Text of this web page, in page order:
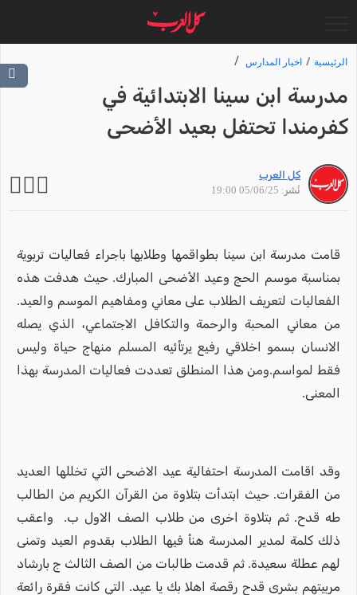
الرئيسية اخبار المدارس
مدرسة ابن سينا الابتدائية في
كفرمندا تحتفل بعيد الأضحى
كل العرب
نُشر: 05/06/25 19:00
قامت مدرسة ابن سينا بطواقمها وطلابها باجراء فعاليات تربوية
بمناسبة موسم الحج وعيد الأضحى المبارك. حيث هدفت هذه
الفعاليات لتعريف الطلاب على معاني ومفاهيم الموسم والعيد.
من معاني المحبة والرحمة والتكافل الاجتماعي، الذي يصله
الانسان بسمو اخلاقي رفيع يرتأئيه المسلم منهاج حياة وليس
فقط لمواسم.ومن هذا المنطلق تعددت فعاليات المدرسة بهذا
المعنى.
وقد اقامت المدرسة احتفالية عيد الاضحى التي تخللها العديد
من الفقرات. حيث ابتدأت بتلاوة من القرآن الكريم من الطالب
طه قدح. ثم بتلاوة اخرى من طلاب الصف الاول ب. واعقب
ذلك كلمة لمدير المدرسة هنأ فيها الطلاب بقدوم العيد وتمنى
لهم عطلة سعيدة. ثم قدمت طالبات من الصف الثالث ج بارشاد
مربيتهم بشرى قدح رقصة اهلا بك يا عيد. التي كانت فقرة رائعة